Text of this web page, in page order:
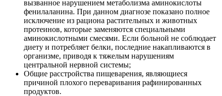
вызванное нарушением метаболизма аминокислоты
фенилаланина. При данном диагнозе показано полное
исключение из рациона растительных и животных
протеинов, которые заменяются специальными
аминокислотными смесями. Если больной не соблюдает
диету и потребляет белки, последние накапливаются в
организме, приводя к тяжелым нарушениям
центральной нервной системы;
Общие расстройства пищеварения, являющиеся
причиной плохого переваривания рафинированных
продуктов.